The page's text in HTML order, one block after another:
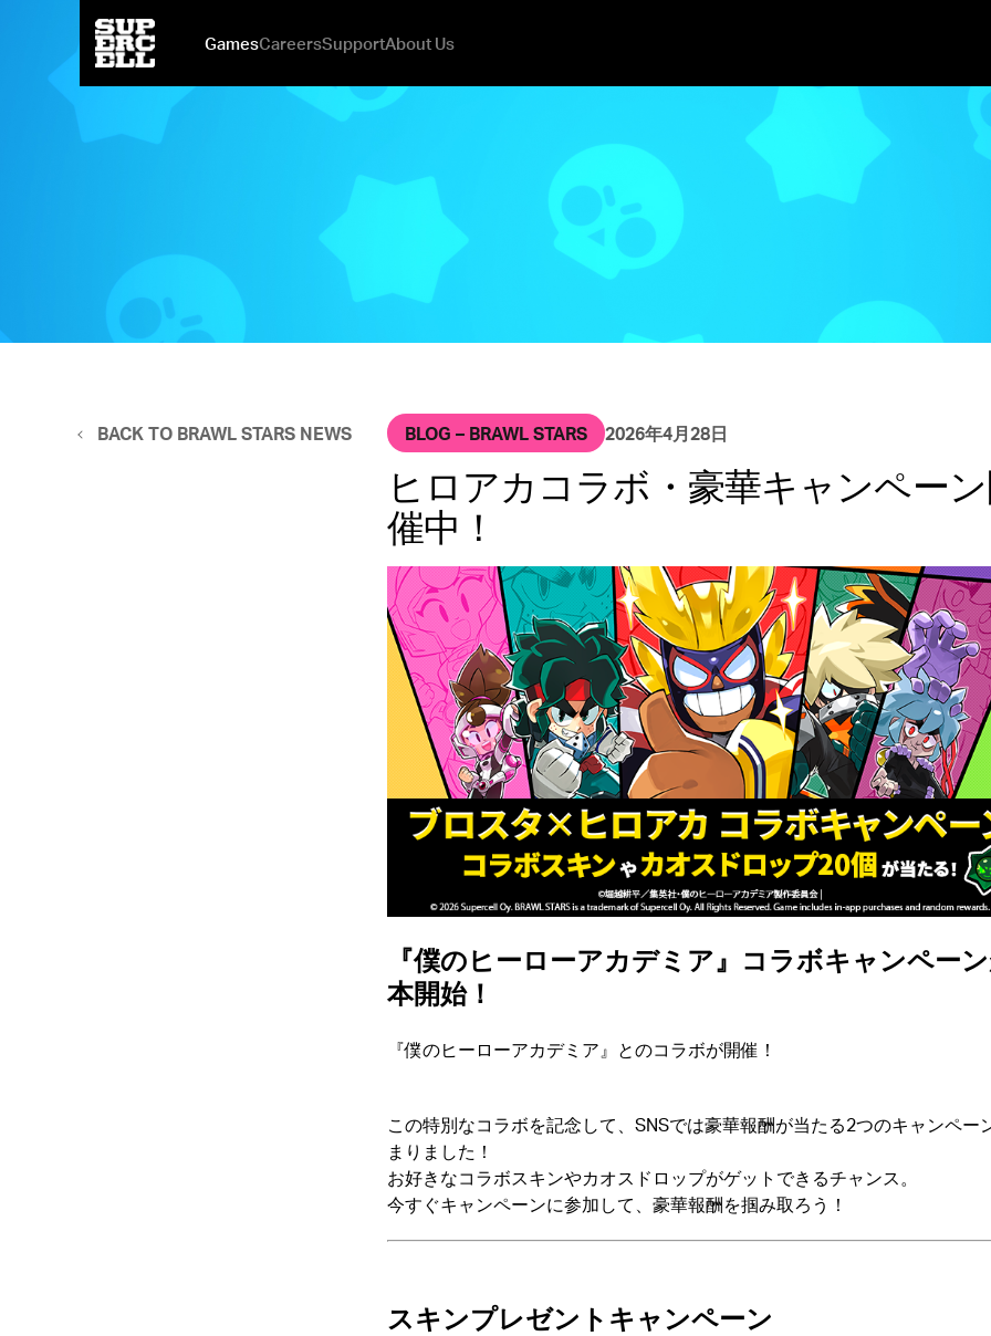
Games
mo.coSquad BustersBrawl StarsClash RoyaleBoom BeachClash of ClansHay Day
Careers
Open PositionsWhy You Might Love It HereOur OfficesJoining SupercellLiving in HelsinkiLiving in LondonLiving in
Support
Be Safe & Play Fair
About Us
NewsNew Games at SupercellInvestmentsIlkka's Long TextsGames FirstSpark
BACK TO BRAWL STARS NEWS BLOG – BRAWL STARS 2026年4月28日
ヒロアカコラボ・豪華キャンペー
催中！
『僕のヒーローアカデミア』コラボキャンペー
本開始！
『僕のヒーローアカデミア』とのコラボが開催！
この特別なコラボを記念して、SNSでは豪華報酬が当たる2つのキャンペー
まりました！
お好きなコラボスキンやカオスドロップがゲットできるチャンス。
今すぐキャンペーンに参加して、豪華報酬を掴み取ろう！
スキンプレゼントキャンペーン